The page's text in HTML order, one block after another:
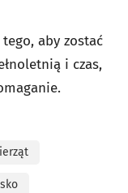
aby zostać
i czas,